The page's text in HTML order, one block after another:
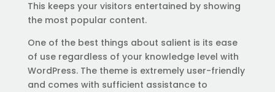
This keeps your visitors entertained by showing
the most popular content.
One of the best things about salient is its ease
of use regardless of your knowledge level with
WordPress. The theme is extremely user-friendly
and comes with sufficient assistance to